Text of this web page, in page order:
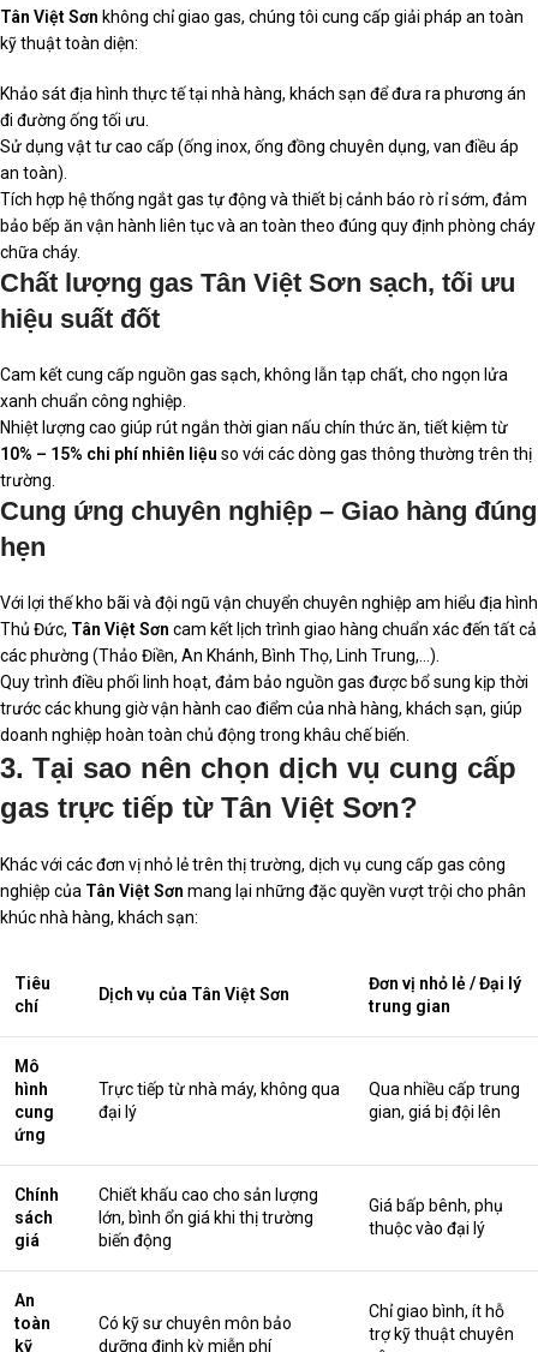
Tân Việt Sơn không chỉ giao gas, chúng tôi cung cấp giải pháp an toàn
kỹ thuật toàn diện:
Khảo sát địa hình thực tế tại nhà hàng, khách sạn để đưa ra phương án
đi đường ống tối ưu.
Sử dụng vật tư cao cấp (ống inox, ống đồng chuyên dụng, van điều áp
an toàn).
Tích hợp hệ thống ngắt gas tự động và thiết bị cảnh báo rò rỉ sớm, đảm
bảo bếp ăn vận hành liên tục và an toàn theo đúng quy định phòng cháy
chữa cháy.
Chất lượng gas Tân Việt Sơn sạch, tối ưu
hiệu suất đốt
Cam kết cung cấp nguồn gas sạch, không lẫn tạp chất, cho ngọn lửa
xanh chuẩn công nghiệp.
Nhiệt lượng cao giúp rút ngắn thời gian nấu chín thức ăn, tiết kiệm từ
10% – 15% chi phí nhiên liệu so với các dòng gas thông thường trên thị
trường.
Cung ứng chuyên nghiệp – Giao hàng đúng
hẹn
Với lợi thế kho bãi và đội ngũ vận chuyển chuyên nghiệp am hiểu địa hình
Thủ Đức, Tân Việt Sơn cam kết lịch trình giao hàng chuẩn xác đến tất cả
các phường (Thảo Điền, An Khánh, Bình Thọ, Linh Trung,…).
Quy trình điều phối linh hoạt, đảm bảo nguồn gas được bổ sung kịp thời
trước các khung giờ vận hành cao điểm của nhà hàng, khách sạn, giúp
doanh nghiệp hoàn toàn chủ động trong khâu chế biến.
3. Tại sao nên chọn dịch vụ cung cấp
gas trực tiếp từ Tân Việt Sơn?
Khác với các đơn vị nhỏ lẻ trên thị trường, dịch vụ cung cấp gas công
nghiệp của Tân Việt Sơn mang lại những đặc quyền vượt trội cho phân
khúc nhà hàng, khách sạn:
Tiêu
chí
Dịch vụ của Tân Việt Sơn
Đơn vị nhỏ lẻ / Đại lý
trung gian
Mô
hình
cung
ứng
Trực tiếp từ nhà máy, không qua
đại lý
Qua nhiều cấp trung
gian, giá bị đội lên
Chính
sách
giá
Chiết khấu cao cho sản lượng
lớn, bình ổn giá khi thị trường
biến động
Giá bấp bênh, phụ
thuộc vào đại lý
An
toàn
kỹ
Có kỹ sư chuyên môn bảo
dưỡng định kỳ miễn phí
Chỉ giao bình, ít hỗ
trợ kỹ thuật chuyên